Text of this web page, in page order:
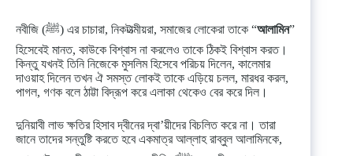
নবীজি (ﷺ) এর চাচারা, নিকটাত্মীয়রা, সমাজের লোকেরা তাকে “আলামিন”
হিসেবেই মানত, কাউকে বিশ্বাস না করলেও তাকে ঠিকই বিশ্বাস করত।
কিন্তু যখনই তিনি নিজেকে মুসলিম হিসেবে পরিচয় দিলেন, কালেমার
দাওয়াহ দিলেন তখন ঐ সমস্ত লোকই তাকে এড়িয়ে চলল, মারধর করল,
পাগল, গণক বলে ঠাট্টা বিদ্রূপ করে এলাকা থেকেও বের করে দিল।
দুনিয়াবী লাভ ক্ষতির হিসাব দ্বীনের দ্বা’য়ীদের বিচলিত করে না। তারা
জানে তাদের সন্তুষ্টি করতে হবে একমাত্র আল্লাহ রাব্বুল আলামিনকে,